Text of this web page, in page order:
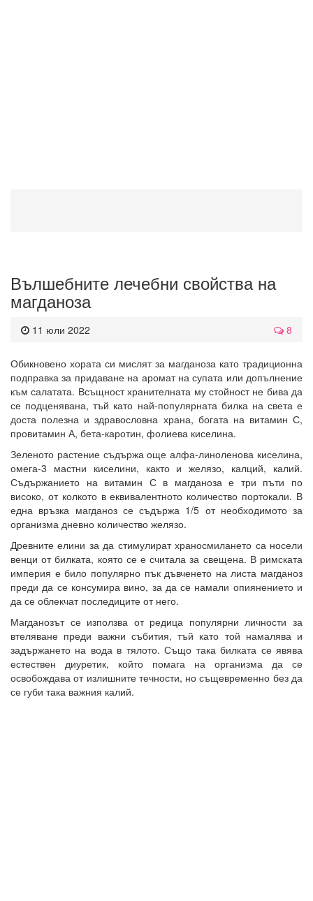
Вълшебните лечебни свойства на
магданоза
11 юли 2022 8
Обикновено хората си мислят за магданоза като традиционна
подправка за придаване на аромат на супата или допълнение
към салатата. Всъщност хранителната му стойност не бива да
се подценявана, тъй като най-популярната билка на света е
доста полезна и здравословна храна, богата на витамин С,
провитамин А, бета-каротин, фолиева киселина.
Зеленото растение съдържа още алфа-линоленова киселина,
омега-3 мастни киселини, както и желязо, калций, калий.
Съдържанието на витамин С в магданоза е три пъти по
високо, от колкото в еквивалентното количество портокали. В
една връзка магданоз се съдържа 1/5 от необходимото за
организма дневно количество желязо.
Древните елини за да стимулират храносмилането са носели
венци от билката, която се е считала за свещена. В римската
империя е било популярно пък дъвченето на листа магданоз
преди да се консумира вино, за да се намали опиянението и
да се облекчат последиците от него.
Магданозът се използва от редица популярни личности за
втеляване преди важни събития, тъй като той намалява и
задържането на вода в тялото. Също така билката се явява
естествен диуретик, който помага на организма да се
освобождава от излишните течности, но същевременно без да
се губи така важния калий.